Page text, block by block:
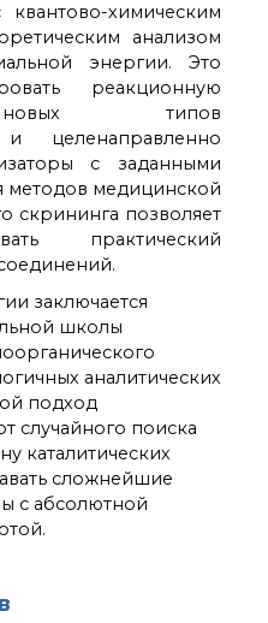
химическим
анализом
энергии. Это
реакционную
новых типов
и целенаправленно
с заданными
методов медицинской
скрининга позволяет
практический
заключается
школы
аналитических
подход
случайного поиска
каталитических
сложнейшие
с абсолютной